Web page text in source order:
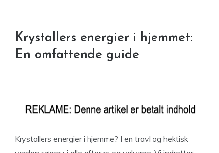
Krystallers energier i hjemmet:
En omfattende guide
Krystallers energier i hjemme? I en travl og hektisk